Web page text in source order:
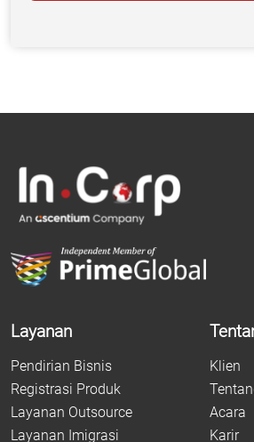
Layanan
Pendirian Bisnis
Registrasi Produk
Layanan Outsource
Layanan Imigrasi
Klien
Acara
Karir